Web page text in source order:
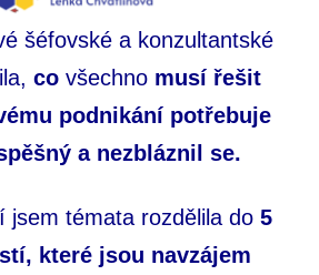
šéfovské a konzultantské
covšechno musí řešit
podnikání potřebuje
a nezbláznil se.
jsem témata rozdělila do 5
které jsou navzájem